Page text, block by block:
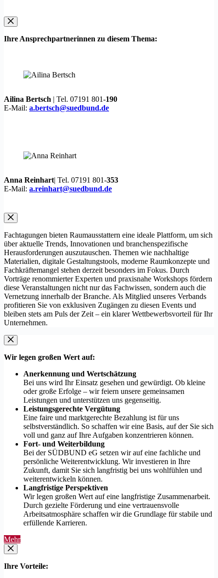
Ihre Ansprechpartnerinnen zu diesem Thema:
Ailina Bertsch | Tel. 07191 801-190
E-Mail: a.bertsch@suedbund.de
Anna Reinhart| Tel. 07191 801-353
E-Mail: a.reinhart@suedbund.de
Fachtagungen bieten Raumausstattern eine ideale Plattform, um sich
über aktuelle Trends, Innovationen und branchenspezifische
Herausforderungen auszutauschen. Themen wie nachhaltige
Materialien, digitale Gestaltungstools, moderne Raumkonzepte und
Fachkräftemangel stehen derzeit besonders im Fokus. Durch
Vorträge renommierter Experten und praxisnahe Workshops fördern
diese Veranstaltungen nicht nur das Fachwissen, sondern auch die
Vernetzung innerhalb der Branche. Als Mitglied unseres Verbands
profitieren Sie von exklusiven Zugängen zu diesen Events und
bleiben stets am Puls der Zeit – ein klarer Wettbewerbsvorteil für Ihr
Unternehmen.
Wir legen großen Wert auf:
Anerkennung und Wertschätzung
Bei uns wird Ihr Einsatz gesehen und gewürdigt. Ob kleine
oder große Erfolge – wir feiern unsere gemeinsamen
Leistungen und unterstützen uns gegenseitig.
Leistungsgerechte Vergütung
Eine faire und marktgerechte Bezahlung ist für uns
selbstverständlich. So schaffen wir eine Basis, auf der Sie sich
voll und ganz auf Ihre Aufgaben konzentrieren können.
Fort- und Weiterbildung
Bei der SÜDBUND eG setzen wir auf eine fachliche und
persönliche Weiterentwicklung. Wir investieren in Ihre
Zukunft, damit Sie sich langfristig bei uns wohlfühlen und
weiterentwickeln können.
Langfristige Perspektiven
Wir legen großen Wert auf eine langfristige Zusammenarbeit.
Durch gezielte Förderung und eine vertrauensvolle
Arbeitsatmosphäre schaffen wir die Grundlage für stabile und
erfüllende Karrieren.
Mehr
Ihre Vorteile: